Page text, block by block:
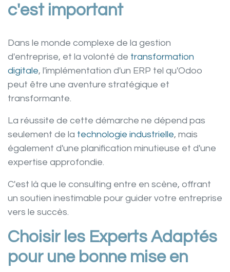
c'est important
Dans le monde complexe de la gestion
d'entreprise, et la volonté de transformation
digitale, l'implémentation d'un ERP tel qu'Odoo
peut être une aventure stratégique et
transformante.
La réussite de cette démarche ne dépend pas
seulement de la technologie industrielle, mais
également d'une planification minutieuse et d'une
expertise approfondie.
C'est là que le consulting entre en scène, offrant
un soutien inestimable pour guider votre entreprise
vers le succès.
Choisir les Experts Adaptés
pour une bonne mise en